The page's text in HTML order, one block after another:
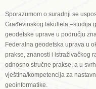
Sporazumom o suradnji se
Građevinskog fakulteta –studija
geodetske uprave u području
Federalna geodetska uprava u
prakse, znanosti i istraživačkog
odnosno stručne prakse, a u
vještina/kompetencija za
geoinformatike.